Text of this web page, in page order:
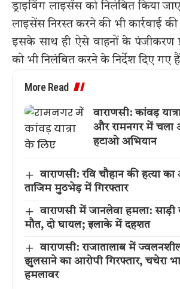
ड्राइविंग लाइसेंस को निलंबित किया
लाइसेंस निरस्त करने की भी कार्रवाई की
इसके साथ ही ऐसे वाहनों के पंजीकरण
को भी निलंबित करने के निर्देश दिए गए
More Read
वाराणसी: कांवड़
और रामनगर में चला
हटाओ अभियान
वाराणसी: रवि चौहान की हत्या
ताजिम मुठभेड़ में गिरफ्तार
वाराणसी में जानलेवा हमला: साड़ी
मौत, दो घायल; इलाके में दहशत
वाराणसी: राजातालाब में
झुलसाने का आरोपी गिरफ्तार, चचेरा
हमलावर